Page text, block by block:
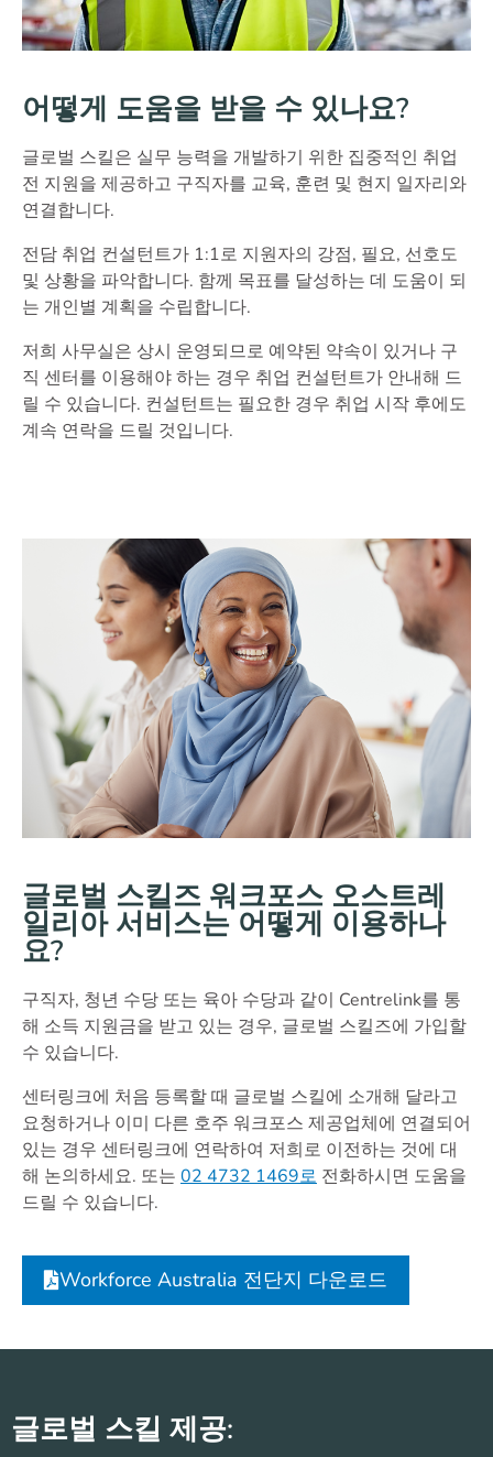
어떻게 도움을 받을 수 있나요?
글로벌 스킬은 실무 능력을 개발하기 위한 집중적인 취업
전 지원을 제공하고 구직자를 교육, 훈련 및 현지 일자리와
연결합니다.
전담 취업 컨설턴트가 1:1로 지원자의 강점, 필요, 선호도
및 상황을 파악합니다. 함께 목표를 달성하는 데 도움이 되
는 개인별 계획을 수립합니다.
저희 사무실은 상시 운영되므로 예약된 약속이 있거나 구
직 센터를 이용해야 하는 경우 취업 컨설턴트가 안내해 드
릴 수 있습니다. 컨설턴트는 필요한 경우 취업 시작 후에도
계속 연락을 드릴 것입니다.
글로벌 스킬즈 워크포스 오스트레
일리아 서비스는 어떻게 이용하나
요?
구직자, 청년 수당 또는 육아 수당과 같이 Centrelink를 통
해 소득 지원금을 받고 있는 경우, 글로벌 스킬즈에 가입할
수 있습니다.
센터링크에 처음 등록할 때 글로벌 스킬에 소개해 달라고
요청하거나 이미 다른 호주 워크포스 제공업체에 연결되어
있는 경우 센터링크에 연락하여 저희로 이전하는 것에 대
해 논의하세요. 또는 02 4732 1469로 전화하시면 도움을
드릴 수 있습니다.
Workforce Australia 전단지 다운로드
글로벌 스킬 제공: